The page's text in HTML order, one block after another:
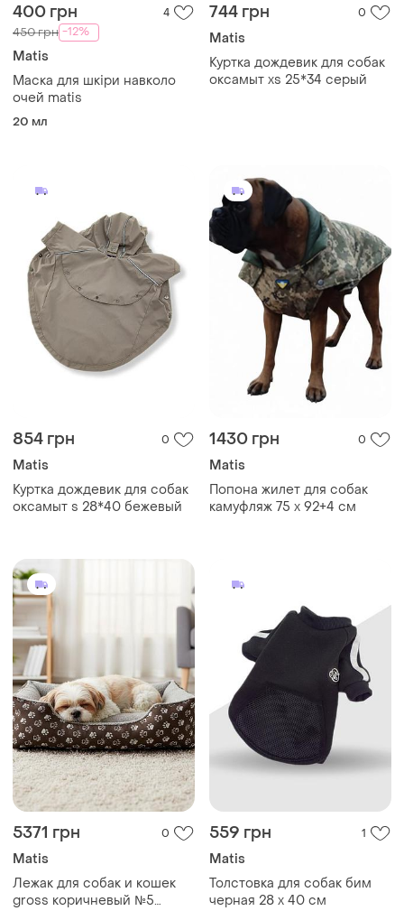
400 грн 4
450 грн -12%
Matis
Маска для шкіри навколо
очей matis
20 мл
744 грн 0
Matis
Куртка дождевик для собак
оксамыт xs 25*34 серый
854 грн 0
Matis
Куртка дождевик для собак
оксамыт s 28*40 бежевый
1430 грн 0
Matis
Попона жилет для собак
камуфляж 75 х 92+4 см
5371 грн 0
Matis
Лежак для собак и кошек
gross коричневый №5
559 грн 1
Matis
Толстовка для собак бим
черная 28 х 40 см